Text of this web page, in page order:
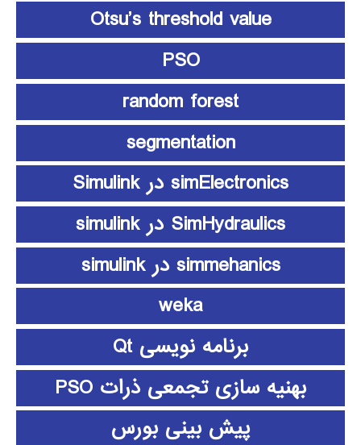
Otsu’s threshold value
PSO
random forest
segmentation
simElectronics در Simulink
SimHydraulics در simulink
simmehanics در simulink
weka
برنامه نویسی Qt
بهنیه سازی تجمعی ذرات PSO
پیش بینی بورس